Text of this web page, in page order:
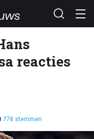
reacties
778 stemmen